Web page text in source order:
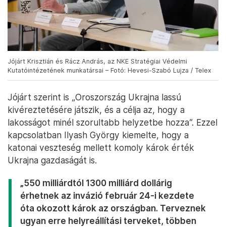
Jójárt Krisztián és Rácz András, az NKE Stratégiai Védelmi
Kutatóintézetének munkatársai – Fotó: Hevesi-Szabó Lujza / Telex
Jójárt szerint is „Oroszország Ukrajna lassú
kivéreztetésére játszik, és a célja az, hogy a
lakosságot minél szorultabb helyzetbe hozza”. Ezzel
kapcsolatban Ilyash György kiemelte, hogy a
katonai veszteség mellett komoly károk érték
Ukrajna gazdaságát is.
„550 milliárdtól 1300 milliárd dollárig
érhetnek az invázió február 24-i kezdete
óta okozott károk az országban. Terveznek
ugyan erre helyreállítási terveket, többen